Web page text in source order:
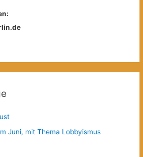
Juni, mit Thema Lobbyismus